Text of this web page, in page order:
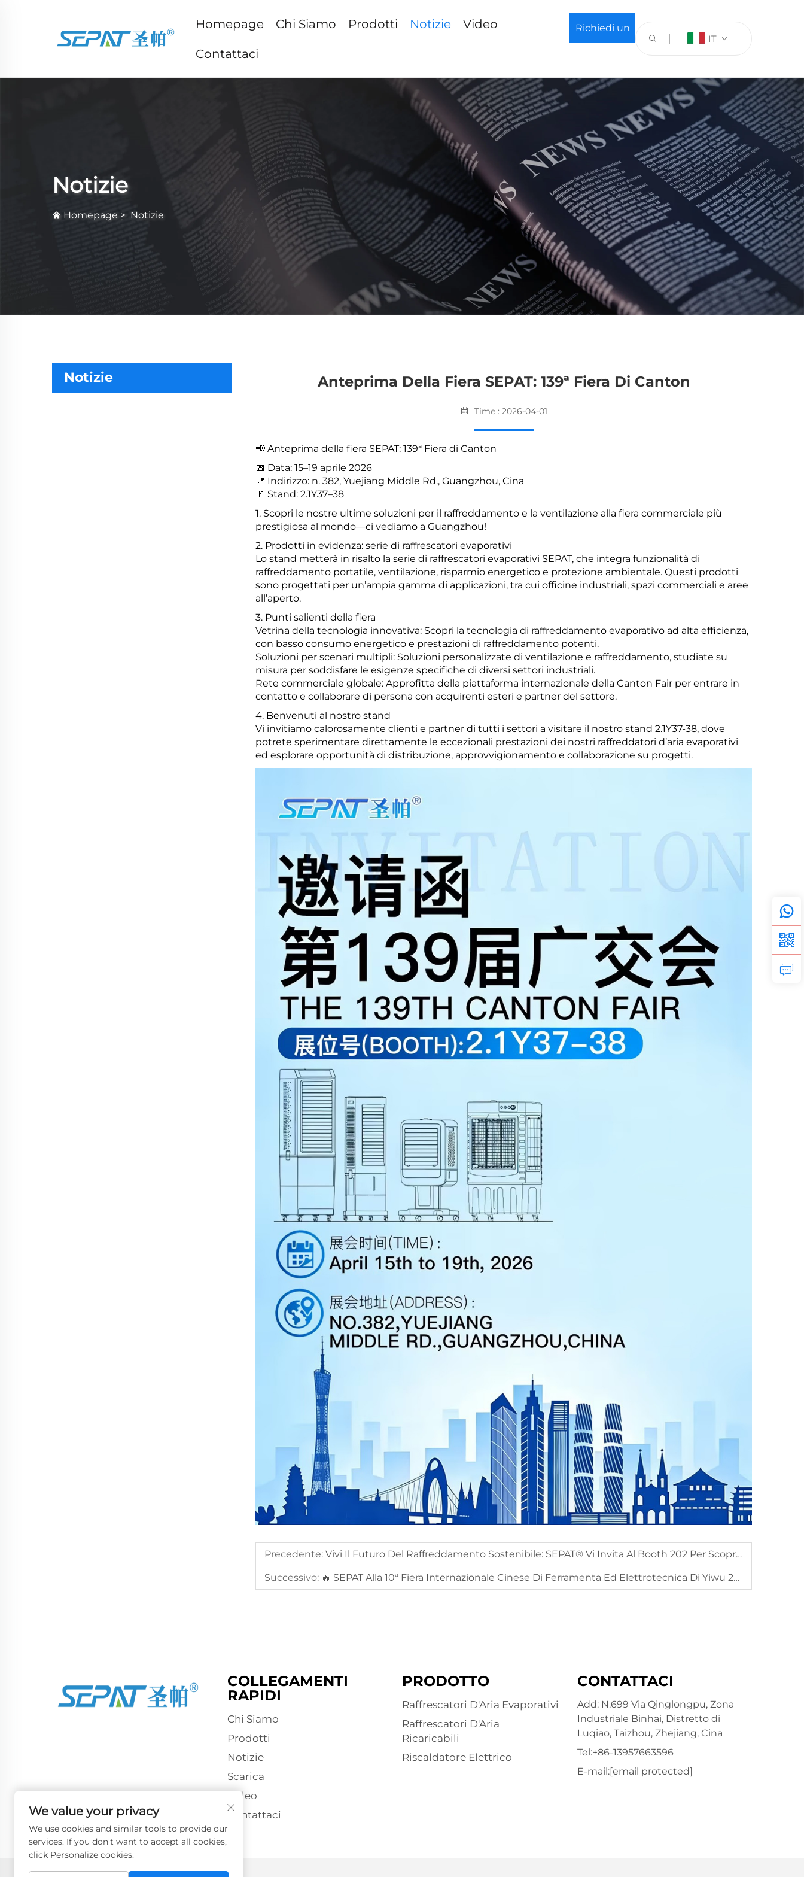
Homepage Chi Siamo Prodotti Notizie Video
Contattaci
Richiedi un
IT
Notizie
Homepage > Notizie
Notizie Anteprima Della Fiera SEPAT: 139ª Fiera Di Canton
Time : 2026-04-01
📢 Anteprima della fiera SEPAT: 139ª Fiera di Canton
📅 Data: 15–19 aprile 2026
📍 Indirizzo: n. 382, Yuejiang Middle Rd., Guangzhou, Cina
🚩 Stand: 2.1Y37–38
1. Scopri le nostre ultime soluzioni per il raffreddamento e la ventilazione alla fiera commerciale più
prestigiosa al mondo—ci vediamo a Guangzhou!
2. Prodotti in evidenza: serie di raffrescatori evaporativi
Lo stand metterà in risalto la serie di raffrescatori evaporativi SEPAT, che integra funzionalità di
raffreddamento portatile, ventilazione, risparmio energetico e protezione ambientale. Questi prodotti
sono progettati per un’ampia gamma di applicazioni, tra cui officine industriali, spazi commerciali e aree
all’aperto.
3. Punti salienti della fiera
Vetrina della tecnologia innovativa: Scopri la tecnologia di raffreddamento evaporativo ad alta efficienza,
con basso consumo energetico e prestazioni di raffreddamento potenti.
Soluzioni per scenari multipli: Soluzioni personalizzate di ventilazione e raffreddamento, studiate su
misura per soddisfare le esigenze specifiche di diversi settori industriali.
Rete commerciale globale: Approfitta della piattaforma internazionale della Canton Fair per entrare in
contatto e collaborare di persona con acquirenti esteri e partner del settore.
4. Benvenuti al nostro stand
Vi invitiamo calorosamente clienti e partner di tutti i settori a visitare il nostro stand 2.1Y37-38, dove
potrete sperimentare direttamente le eccezionali prestazioni dei nostri raffreddatori d’aria evaporativi
ed esplorare opportunità di distribuzione, approvvigionamento e collaborazione su progetti.
Precedente: Vivi Il Futuro Del Raffreddamento Sostenibile: SEPAT® Vi Invita Al Booth 202 Per Scoprire Le Ultime Innovazioni Nei Raffrescatori Evaporativi
Successivo: 🔥 SEPAT Alla 10ª Fiera Internazionale Cinese Di Ferramenta Ed Elettrotecnica Di Yiwu 2026
COLLEGAMENTI
RAPIDI
Chi Siamo
Prodotti
Notizie
Scarica
Video
Contattaci
PRODOTTO
Raffrescatori D'Aria Evaporativi
Raffrescatori D'Aria
Ricaricabili
Riscaldatore Elettrico
CONTATTACI
Add: N.699 Via Qinglongpu, Zona
Industriale Binhai, Distretto di
Luqiao, Taizhou, Zhejiang, Cina
Tel:+86-13957663596
E-mail:[email protected]
We value your privacy
We use cookies and similar tools to provide our
services. If you don't want to accept all cookies,
click Personalize cookies.